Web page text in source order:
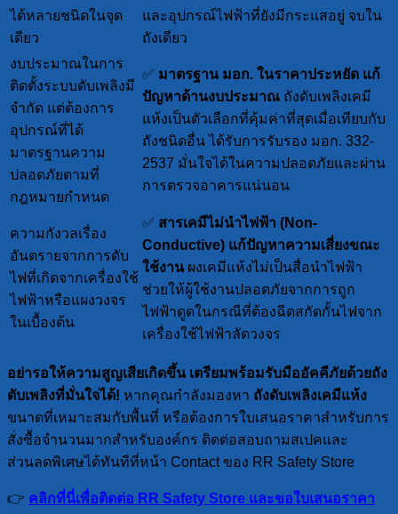
ได้หลายชนิดในจุด
เดียว
และอุปกรณ์ไฟฟ้าที่ยังมีกระแสอยู่ จบใน
ถังเดียว
งบประมาณในการ
ติดตั้งระบบดับเพลิงมี
จำกัด แต่ต้องการ
อุปกรณ์ที่ได้
มาตรฐานความ
ปลอดภัยตามที่
กฎหมายกำหนด
✅ มาตรฐาน มอก. ในราคาประหยัด แก้
ปัญหาด้านงบประมาณ ถังดับเพลิงเคมี
แห้งเป็นตัวเลือกที่คุ้มค่าที่สุดเมื่อเทียบกับ
ถังชนิดอื่น ได้รับการรับรอง มอก. 332-
2537 มั่นใจได้ในความปลอดภัยและผ่าน
การตรวจอาคารแน่นอน
ความกังวลเรื่อง
อันตรายจากการดับ
ไฟที่เกิดจากเครื่องใช้
ไฟฟ้าหรือแผงวงจร
ในเบื้องต้น
✅ สารเคมีไม่นำไฟฟ้า (Non-
Conductive) แก้ปัญหาความเสี่ยงขณะ
ใช้งานผงเคมีแห้งไม่เป็นสื่อนำไฟฟ้า
ช่วยให้ผู้ใช้งานปลอดภัยจากการถูก
ไฟฟ้าดูดในกรณีที่ต้องฉีดสกัดกั้นไฟจาก
เครื่องใช้ไฟฟ้าลัดวงจร
อย่ารอให้ความสูญเสียเกิดขึ้น เตรียมพร้อมรับมืออัคคีภัยด้วยถัง
ดับเพลิงที่มั่นใจได้! หากคุณกำลังมองหา ถังดับเพลิงเคมีแห้ง
ขนาดที่เหมาะสมกับพื้นที่ หรือต้องการใบเสนอราคาสำหรับการ
สั่งซื้อจำนวนมากสำหรับองค์กร ติดต่อสอบถามสเปคและ
ส่วนลดพิเศษได้ทันทีที่หน้า Contact ของ RR Safety Store
👉 คลิกที่นี่เพื่อติดต่อ RR Safety Store และขอใบเสนอราคา